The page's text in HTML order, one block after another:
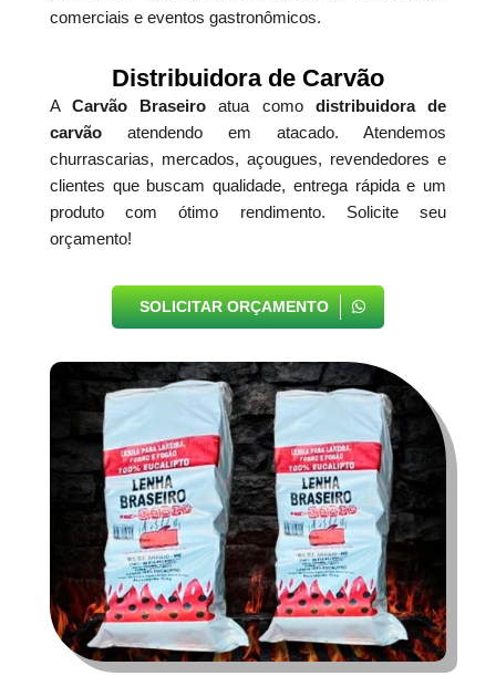
comerciais e eventos gastronômicos.
Distribuidora de Carvão
ACarvão Braseiro atua como distribuidora de
carvãoatendendo em atacado. Atendemos
churrascarias, mercados, açougues, revendedores e
clientes que buscam qualidade, entrega rápida e um
produto com ótimo rendimento. Solicite seu
orçamento!
SOLICITAR ORÇAMENTO